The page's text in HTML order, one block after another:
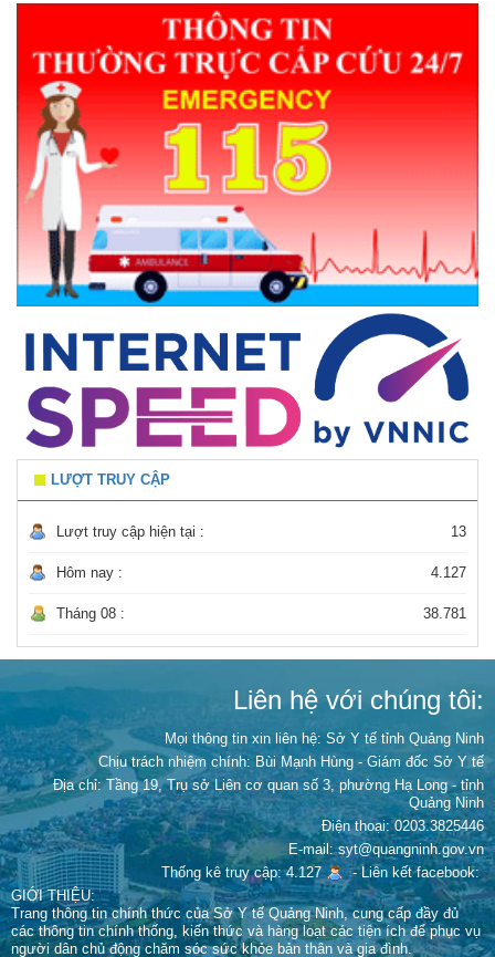
LƯỢT TRUY CẬP
Lượt truy cập hiện tại : 13
Hôm nay : 4.127
Tháng 08 : 38.781
Liên hệ với chúng tôi:
Mọi thông tin xin liên hệ: Sở Y tế tỉnh Quảng Ninh
Chịu trách nhiệm chính: Bùi Mạnh Hùng - Giám đốc Sở Y tế
Địa chỉ: Tầng 19, Trụ sở Liên cơ quan số 3, phường Hạ Long - tỉnh
Quảng Ninh
Điện thoại: 0203.3825446
E-mail: syt@quangninh.gov.vn
Thống kê truy cập: 4.127
-Liên kết facebook:
GIỚI THIỆU:
Trang thông tin chính thức của Sở Y tế Quảng Ninh, cung cấp đầy đủ
các thông tin chính thống, kiến thức và hàng loạt các tiện ích để phục vụ
người dân chủ động chăm sóc sức khỏe bản thân và gia đình.